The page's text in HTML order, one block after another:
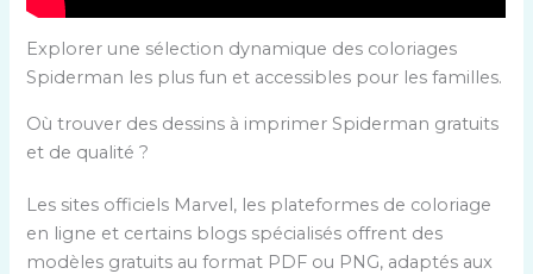
Explorer une sélection dynamique des coloriages
Spiderman les plus fun et accessibles pour les familles.
Où trouver des dessins à imprimer Spiderman gratuits
et de qualité ?
Les sites officiels Marvel, les plateformes de coloriage
en ligne et certains blogs spécialisés offrent des
modèles gratuits au format PDF ou PNG, adaptés aux